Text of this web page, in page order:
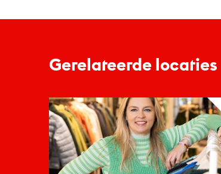
Gerelateerde locaties